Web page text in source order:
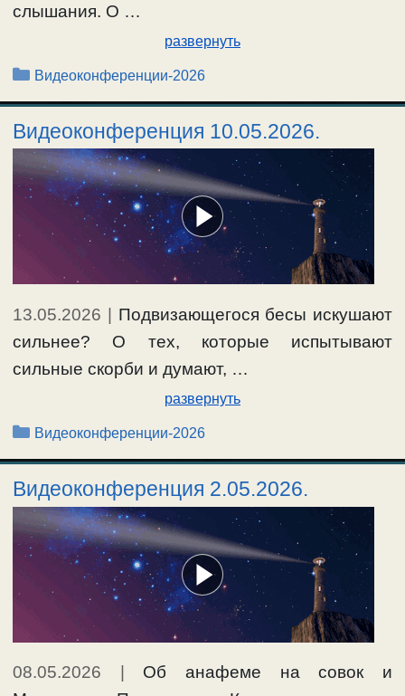
слышания. О …
развернуть
Рубрики
Видеоконференции-2026
Видеоконференция 10.05.2026.
13.05.2026
Подвизающегося бесы искушают
сильнее? О тех, которые испытывают
сильные скорби и думают, …
развернуть
Рубрики
Видеоконференции-2026
Видеоконференция 2.05.2026.
08.05.2026
Об анафеме на совок и